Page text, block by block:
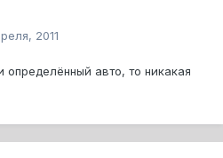
2011
определённый авто, то никакая